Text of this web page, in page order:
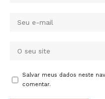
Salvar meus dados neste
comentar.